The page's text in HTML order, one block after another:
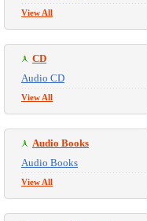
View All
CD
Audio CD
View All
Audio Books
Audio Books
View All